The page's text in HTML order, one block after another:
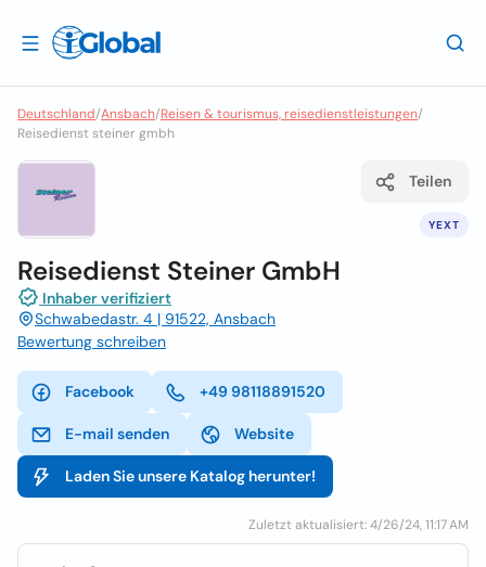
Deutschland/Ansbach/Reisen & tourismus, reisedienstleistungen/
Reisedienst steiner gmbh
YEXT
Teilen
Reisedienst Steiner GmbH
Inhaber verifiziert
Schwabedastr. 4 | 91522, Ansbach
Bewertung schreiben
Facebook +49 98118891520
E-mail senden Website
Laden Sie unsere Katalog herunter!
Zuletzt aktualisiert: 4/26/24, 11:17 AM